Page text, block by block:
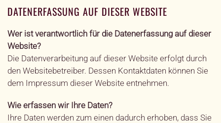
DATENERFASSUNG AUF DIESER WEBSITE
Wer ist verantwortlich für die Datenerfassung auf dieser
Website?
Die Datenverarbeitung auf dieser Website erfolgt durch
den Websitebetreiber. Dessen Kontaktdaten können Sie
dem Impressum dieser Website entnehmen.
Wie erfassen wir Ihre Daten?
Ihre Daten werden zum einen dadurch erhoben, dass Sie